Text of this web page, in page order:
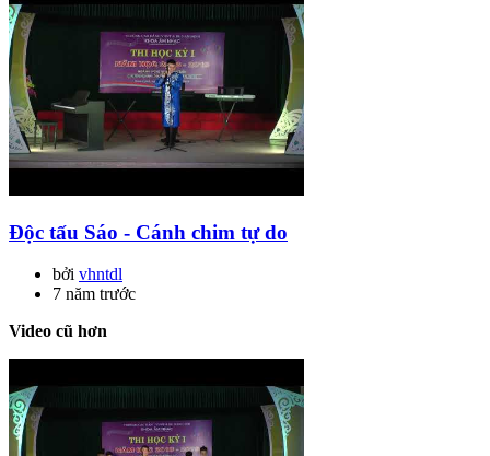
Độc tấu Sáo - Cánh chim tự do
bởi vhntdl
7 năm trước
Video cũ hơn